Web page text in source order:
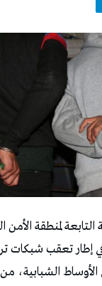
لمنطقة الأمن
تعقب شبكات
الأوساط الشبابية،